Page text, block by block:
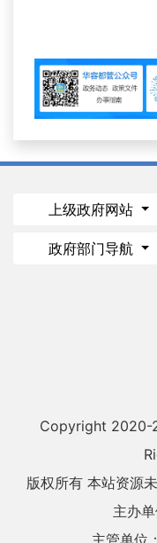
上级政府网站
政府部门导航
Copyright 2020-
版权所有 本站资源
主办